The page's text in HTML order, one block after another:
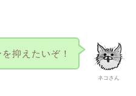
ネコさん
抑えたいぞ！